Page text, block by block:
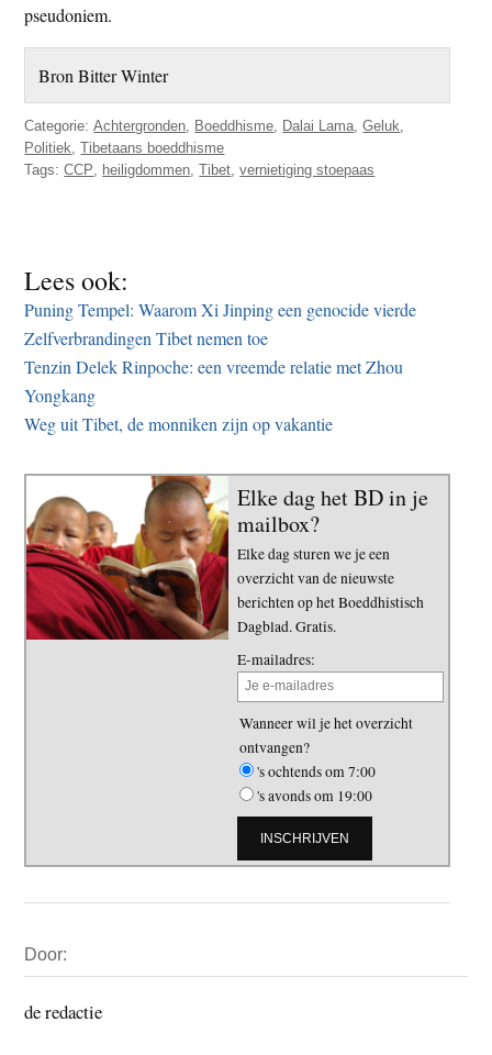
pseudoniem.
Bron Bitter Winter
Categorie:Achtergronden, Boeddhisme, Dalai Lama,Geluk,
Politiek,Tibetaans boeddhisme
Tags:CCP, heiligdommen,Tibet,vernietiging stoepaas
Lees ook:
Puning Tempel: Waarom Xi Jinping een genocide vierde
Zelfverbrandingen Tibet nemen toe
Tenzin Delek Rinpoche: een vreemde relatie met Zhou
Yongkang
Weg uit Tibet, de monniken zijn op vakantie
Elke dag het BD in je
mailbox?
Elke dag sturen we je een
overzicht van de nieuwste
berichten op het Boeddhistisch
Dagblad. Gratis.
E-mailadres:
Wanneer wil je het overzicht
ontvangen?
's ochtends om 7:00
's avonds om 19:00
Sidebar
Door:
de redactie